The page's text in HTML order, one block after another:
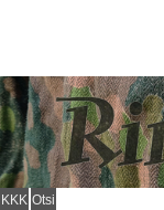
KKK Otsi